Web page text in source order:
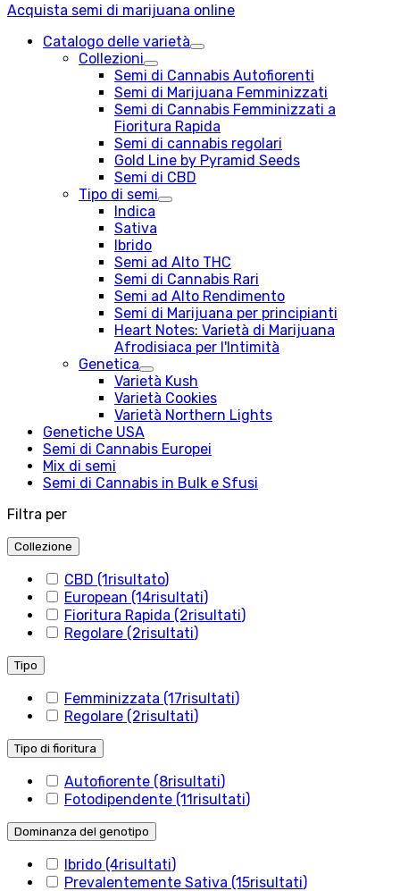
Acquista semi di marijuana online
Catalogo delle varietà
Collezioni
Semi di Cannabis Autofiorenti
Semi di Marijuana Femminizzati
Semi di Cannabis Femminizzati a
Fioritura Rapida
Semi di cannabis regolari
Gold Line by Pyramid Seeds
Semi di CBD
Tipo di semi
Indica
Sativa
Ibrido
Semi ad Alto THC
Semi di Cannabis Rari
Semi ad Alto Rendimento
Semi di Marijuana per principianti
Heart Notes: Varietà di Marijuana
Afrodisiaca per l'Intimità
Genetica
Varietà Kush
Varietà Cookies
Varietà Northern Lights
Genetiche USA
Semi di Cannabis Europei
Mix di semi
Semi di Cannabis in Bulk e Sfusi
Filtra per
Collezione
CBD (1risultato)
European (14risultati)
Fioritura Rapida (2risultati)
Regolare (2risultati)
Tipo
Femminizzata (17risultati)
Regolare (2risultati)
Tipo di fioritura
Autofiorente (8risultati)
Fotodipendente (11risultati)
Dominanza del genotipo
Ibrido (4risultati)
Prevalentemente Sativa (15risultati)